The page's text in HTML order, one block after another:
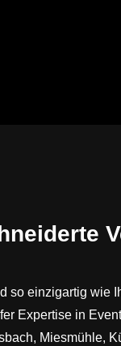
einzigartig wie
Expertise in
Miesmühle,